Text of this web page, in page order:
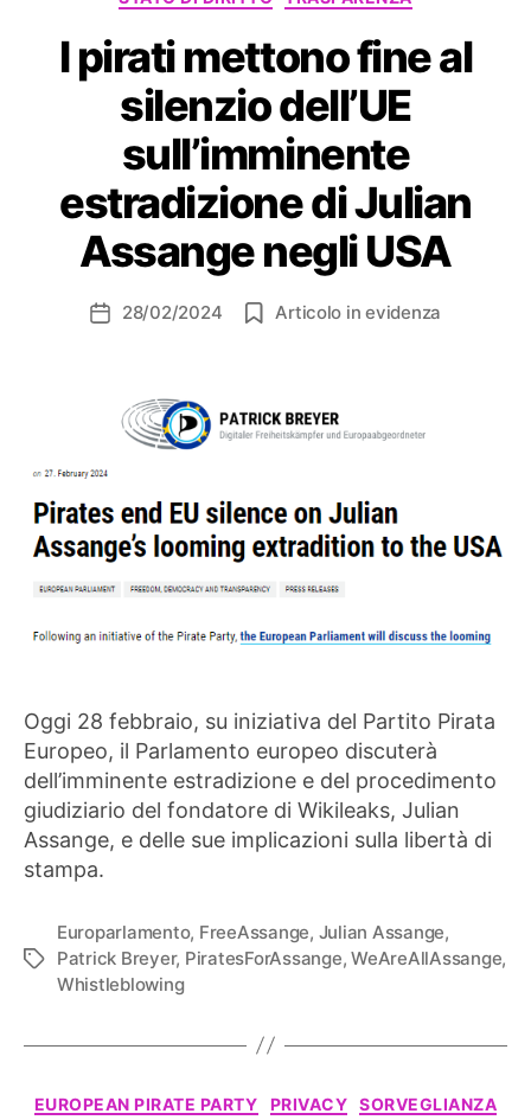
I pirati mettono fine al
silenzio dell’UE
sull’imminente
estradizione di Julian
Assange negli USA
Data28/02/2024 Articolo in evidenza
Oggi 28 febbraio, su iniziativa del Partito Pirata
Europeo, il Parlamento europeo discuterà
dell’imminente estradizione e del procedimento
giudiziario del fondatore di Wikileaks, Julian
Assange, e delle sue implicazioni sulla libertà di
stampa.
Tag
Europarlamento, FreeAssange, Julian Assange,
Patrick Breyer, PiratesForAssange,WeAreAllAssange,
Whistleblowing
Categorie
EUROPEAN PIRATE PARTY PRIVACY SORVEGLIANZA